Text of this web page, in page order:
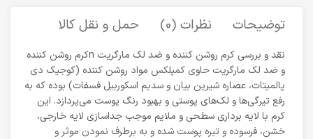
توضیحات نظرات (0) حمل و نقل کالا
نقد و بررسی کرم روشن کننده و ضد لک مارگریت nکرم روشن کننده
و ضد لک مارگریت حاوی کمپلکس مواد روشن کننده (کوجیک دی
پالمیتات، عصاره شیرین بیان و سدیم اسکوربیل فسفات) بوده که به
رفع تیرگی‌ها و لک‌های پوستی و بهبود رنگ پوست می‌پردازد. این
کرم با لایه برداری سطحی و ملایم موجب جداسازی لایه خارجی،
خشن، فرسوده و تیره پوست شده و به برطرف نمودن موثر و